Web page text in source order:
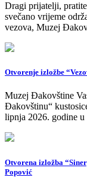
Dragi prijatelji,
svečano vrijeme
vezova, Muzej
Otvorenje izložbe
Muzej Đakovštine
Đakovštinu“
lipnja 2026. godine
Otvorena izložba
Popović